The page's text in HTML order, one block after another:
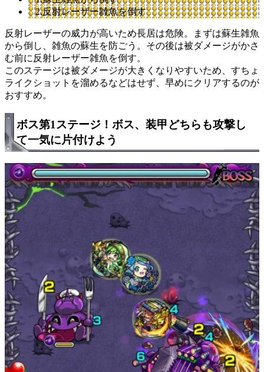
2.反射レーザー雑魚を倒す
反射レーザーの威力が高いため長居は危険。まずは蘇生雑魚
から倒し、雑魚の蘇生を防ごう。その後は被ダメージがかさ
む前に反射レーザー雑魚を倒す。
このステージは被ダメージが大きくなりやすいため、すちょ
ライクショットを溜めるなどはせず、早めにクリアするのが
おすすめ。
ボス第1ステージ！ボス、装甲どちらも攻撃し
て一気に片付けよう